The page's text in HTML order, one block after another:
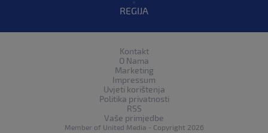
REGIJA
Kontakt
O Nama
Marketing
Impressum
Uvjeti korištenja
Politika privatnosti
RSS
Vaše primjedbe
Member of United Media - Copyright 2026